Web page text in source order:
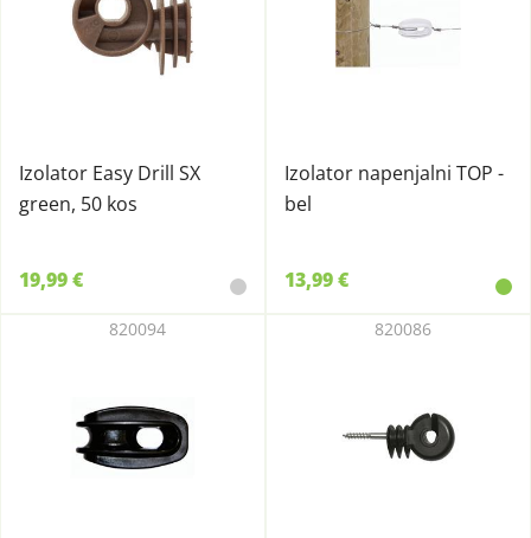
Izolator Easy Drill SX
green, 50 kos
19,99 €
Izolator napenjalni TOP -
bel
13,99 €
820094 820086